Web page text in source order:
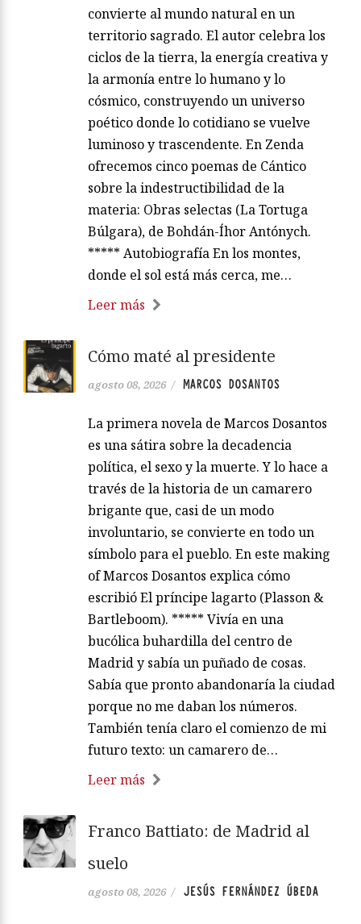
convierte al mundo natural en un
territorio sagrado. El autor celebra los
ciclos de la tierra, la energía creativa y
la armonía entre lo humano y lo
cósmico, construyendo un universo
poético donde lo cotidiano se vuelve
luminoso y trascendente. En Zenda
ofrecemos cinco poemas de Cántico
sobre la indestructibilidad de la
materia: Obras selectas (La Tortuga
Búlgara), de Bohdán-Íhor Antónych.
***** Autobiografía En los montes,
donde el sol está más cerca, me…
Leer más
Cómo maté al presidente
agosto 08, 2026 / MARCOS DOSANTOS
La primera novela de Marcos Dosantos
es una sátira sobre la decadencia
política, el sexo y la muerte. Y lo hace a
través de la historia de un camarero
brigante que, casi de un modo
involuntario, se convierte en todo un
símbolo para el pueblo. En este making
of Marcos Dosantos explica cómo
escribió El príncipe lagarto (Plasson &
Bartleboom). ***** Vivía en una
bucólica buhardilla del centro de
Madrid y sabía un puñado de cosas.
Sabía que pronto abandonaría la ciudad
porque no me daban los números.
También tenía claro el comienzo de mi
futuro texto: un camarero de…
Leer más
Franco Battiato: de Madrid al
suelo
agosto 08, 2026 / JESÚS FERNÁNDEZ ÚBEDA